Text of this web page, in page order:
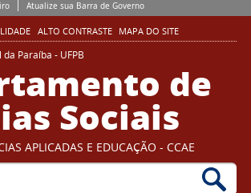
Atualize sua Barra de Governo
ALTO CONTRASTE MAPA DO SITE
Paraíba - UFPB
de
Sociais
APLICADAS E EDUCAÇÃO - CCAE